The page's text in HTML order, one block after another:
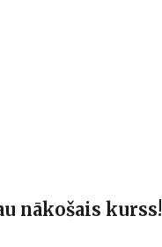
nākošais kurss!